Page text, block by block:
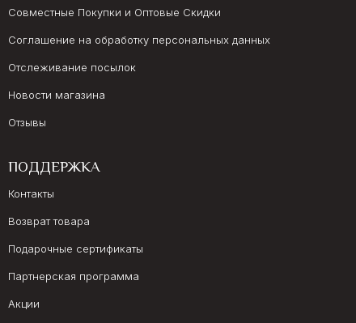
Совместные Покупки и Оптовые Скидки
Соглашение на обработку персональных данных
Отслеживание посылок
Новости магазина
Отзывы
ПОДДЕРЖКА
Контакты
Возврат товара
Подарочные сертификаты
Партнерская программа
Акции